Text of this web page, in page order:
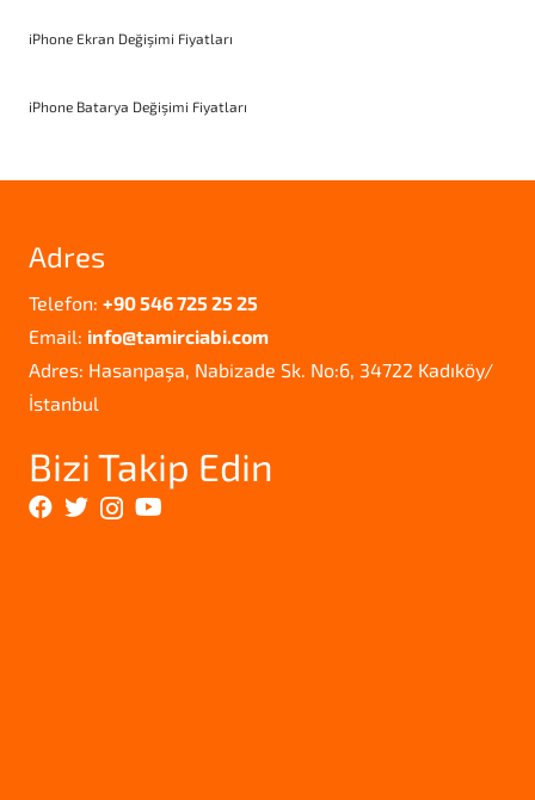
iPhone Ekran Değişimi Fiyatları
iPhone Batarya Değişimi Fiyatları
Adres
Telefon: +90 546 725 25 25
Email: info@tamirciabi.com
Adres: Hasanpaşa, Nabizade Sk. No:6, 34722 Kadıköy/
İstanbul
Bizi Takip Edin